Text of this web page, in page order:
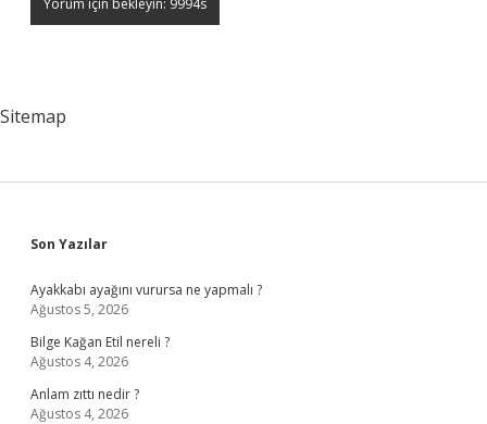
Sitemap
Sidebar
Son Yazılar
Ayakkabı ayağını vurursa ne yapmalı ?
Ağustos 5, 2026
Bilge Kağan Etil nereli ?
Ağustos 4, 2026
Anlam zıttı nedir ?
Ağustos 4, 2026